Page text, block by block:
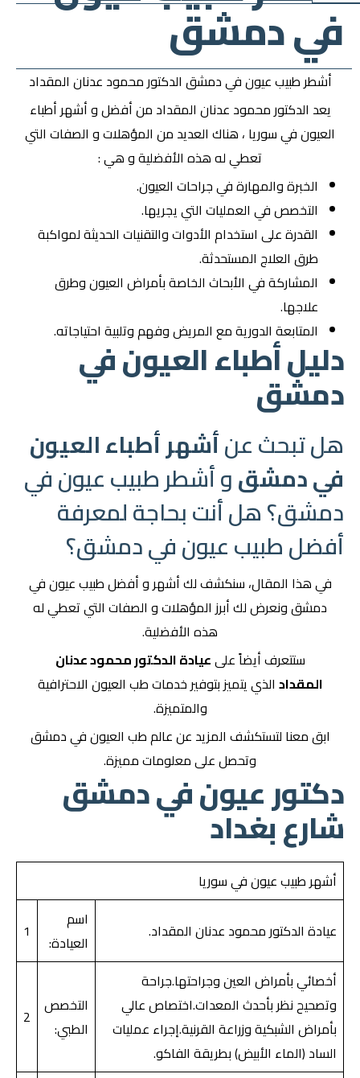
في دمشق
أشطر طبيب عيون في دمشق الدكتور محمود عدنان المقداد
يعد الدكتور محمود عدنان المقداد من أفضل و أشهر أطباء
العيون في سوريا ، هناك العديد من المؤهلات و الصفات التي
تعطي له هذه الأفضلية و هي :
الخبرة والمهارة في جراحات العيون.
التخصص في العمليات التي يجريها.
القدرة على استخدام الأدوات والتقنيات الحديثة لمواكبة
طرق العلاج المستحدثة.
المشاركة في الأبحاث الخاصة بأمراض العيون وطرق
علاجها.
المتابعة الدورية مع المريض وفهم وتلبية احتياجاته.
دليل أطباء العيون في
دمشق
هل تبحث عنأشهر أطباء العيون
في دمشقو أشطر طبيب عيون في
دمشق؟ هل أنت بحاجة لمعرفة
أفضل طبيب عيون في دمشق؟
في هذا المقال، سنكشف لك أشهر و أفضل طبيب عيون في
دمشق ونعرض لك أبرز المؤهلات و الصفات التي تعطي له
هذه الأفضلية.
ستتعرف أيضاً علىعيادة الدكتور محمود عدنان
المقداد الذي يتميز بتوفير خدمات طب العيون الاحترافية
والمتميزة.
ابق معنا لتستكشف المزيد عن عالم طب العيون في دمشق
وتحصل على معلومات مميزة.
دكتور عيون في دمشق
شارع بغداد
أشهر طبيب عيون في سوريا
عيادة الدكتور محمود عدنان المقداد.
اسم
العيادة:
1
أخصائي بأمراض العين وجراحتها.جراحة
وتصحيح نظر بأحدث المعدات.اختصاص عالي
بأمراض الشبكية وزراعة القرنية.إجراء عمليات
الساد (الماء الأبيض) بطريقة الفاكو.
التخصص
الطبي:
2